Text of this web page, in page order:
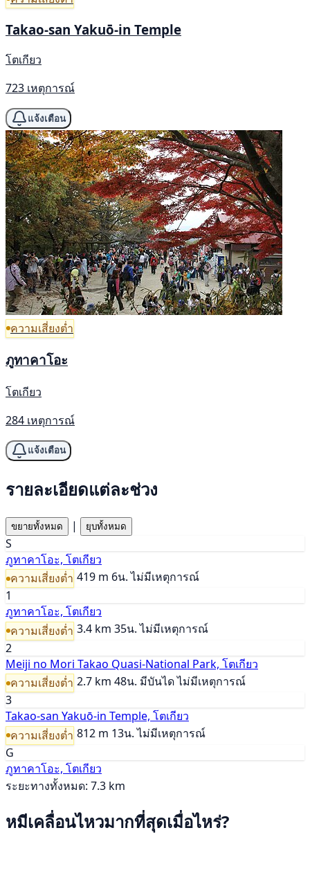
Takao-san Yakuō-in Temple
โตเกียว
723 เหตุการณ์
แจ้งเตือน
ความเสี่ยงต่ำ
ภูทาคาโอะ
โตเกียว
284 เหตุการณ์
แจ้งเตือน
รายละเอียดแต่ละช่วง
ขยายทั้งหมด | ยุบทั้งหมด
S
ภูทาคาโอะ, โตเกียว
ความเสี่ยงต่ำ 419 m 6น. ไม่มีเหตุการณ์
1
ภูทาคาโอะ, โตเกียว
ความเสี่ยงต่ำ 3.4 km 35น. ไม่มีเหตุการณ์
2
Meiji no Mori Takao Quasi-National Park, โตเกียว
ความเสี่ยงต่ำ 2.7 km 48น. มีบันไดไม่มีเหตุการณ์
3
Takao-san Yakuō-in Temple, โตเกียว
ความเสี่ยงต่ำ 812 m 13น. ไม่มีเหตุการณ์
G
ภูทาคาโอะ, โตเกียว
ระยะทางทั้งหมด: 7.3 km
หมีเคลื่อนไหวมากที่สุดเมื่อไหร่?